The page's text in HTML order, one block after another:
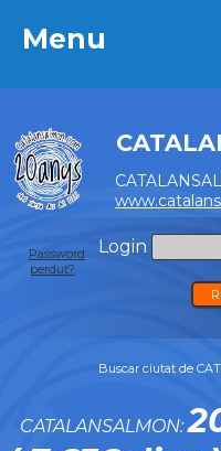
Menu
Login
Password
perdut?
Buscar ciutat de
CATALANSALMON:
Menu